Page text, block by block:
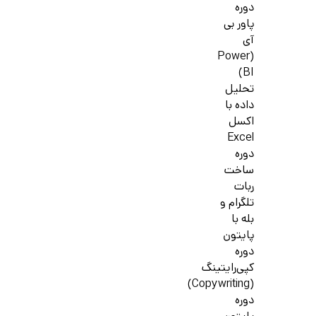
دوره
پاور بی
آی
(Power
BI)
تحلیل
داده با
اکسل
Excel
دوره
ساخت
ربات
تلگرام و
بله با
پایتون
دوره
کپی‌رایتینگ
(Copywriting)
دوره